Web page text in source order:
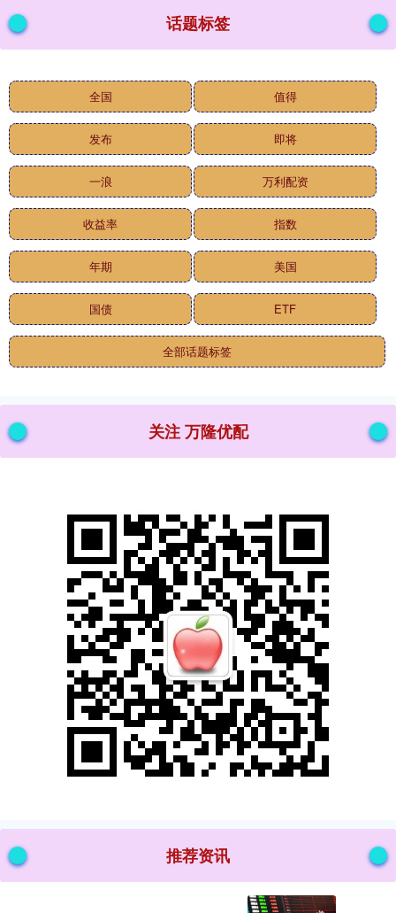
话题标签
全国 值得
发布 即将
一浪 万利配资
收益率 指数
年期 美国
国债 ETF
全部话题标签
关注 万隆优配
推荐资讯